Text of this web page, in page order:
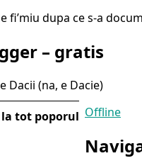
dupa ce s-a
– gratis
Dacii (na, e Dacie)
tot poporul Offline